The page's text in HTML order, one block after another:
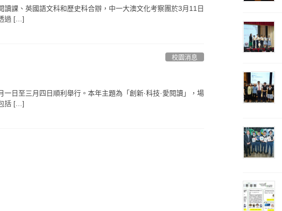
讀課、英國語文科和歷史科合辦，中一大澳文化考察團於3月11日
過 […]
校園消息
一日至三月四日順利舉行。本年主題為「創新·科技·愛閱讀」，場
括 […]